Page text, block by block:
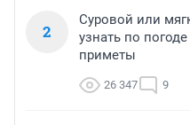
2
Суровой или
узнать по
приметы
26 347 9